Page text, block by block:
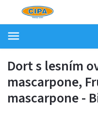
Dort s lesním
mascarpone,
mascarpone -